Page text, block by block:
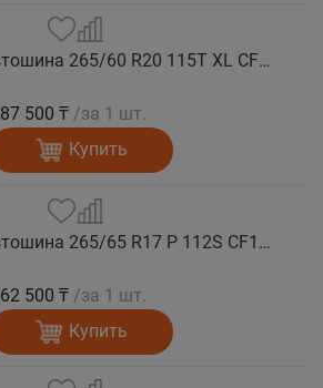
COMFORSER Автошина 265/60 R20 115T XL CF1100 RWL лето
87 500 ₸ /за 1 шт.
Купить
COMFORSER Автошина 265/65 R17 P 112S CF1100 RWL лето
62 500 ₸ /за 1 шт.
Купить